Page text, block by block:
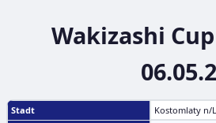
Wakizashi Cup
Stadt
Kostomlaty n/L